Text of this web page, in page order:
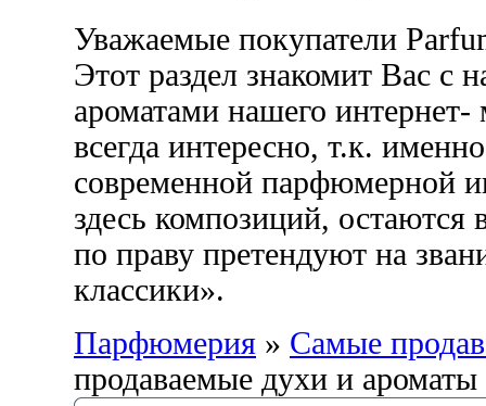
Уважаемые покупатели
Этот раздел знакомит Вас с
ароматами нашего
всегда интересно, т.к.
современной парфюмерной
здесь композиций,
по праву претендуют на
классики».
Парфюмерия » Самые
продаваемые духи и